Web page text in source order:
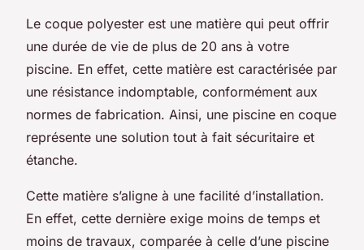
Le coque polyester est une matière qui peut offrir
une durée de vie de plus de 20 ans à votre
piscine. En effet, cette matière est caractérisée par
une résistance indomptable, conformément aux
normes de fabrication. Ainsi, une piscine en coque
représente une solution tout à fait sécuritaire et
étanche.
Cette matière s’aligne à une facilité d’installation.
En effet, cette dernière exige moins de temps et
moins de travaux, comparée à celle d’une piscine